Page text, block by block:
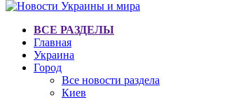
ВСЕ РАЗДЕЛЫ
Главная
Украина
Город
Все новости раздела
Киев